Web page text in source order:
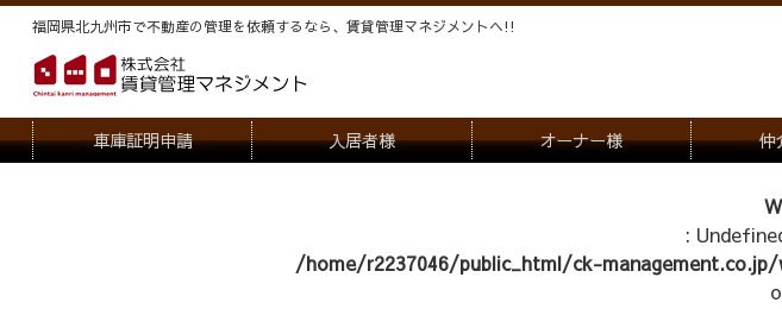
福岡県北九州市で不動産の管理を依頼するなら、賃貸管理マネジメントヘ!!
車庫証明申請 入居者様 オーナー様 仲
物件写真
管理物件
:
/home/r2237046/public_html/ck-